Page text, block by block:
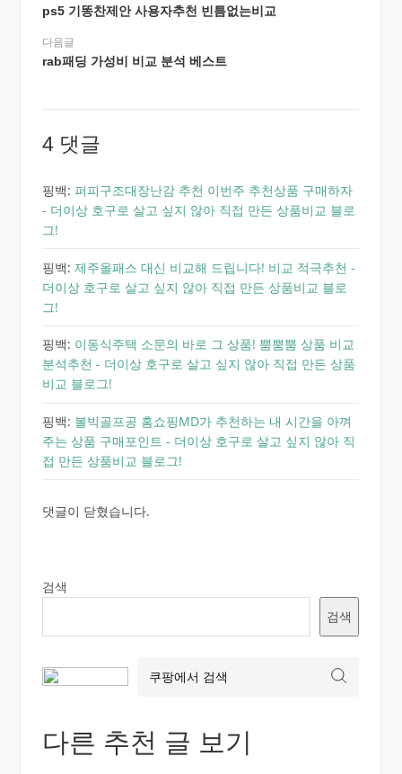
ps5 기똥찬제안 사용자추천 빈틈없는비교
다음글
rab패딩 가성비 비교 분석 베스트
4 댓글
핑백: 퍼피구조대장난감 추천 이번주 추천상품 구매하자
- 더이상 호구로 살고 싶지 않아 직접 만든 상품비교 블로
그!
핑백: 제주올패스 대신 비교해 드립니다! 비교 적극추천 -
더이상 호구로 살고 싶지 않아 직접 만든 상품비교 블로
그!
핑백: 이동식주택 소문의 바로 그 상품! 뿜뿜뿜 상품 비교
분석추천 - 더이상 호구로 살고 싶지 않아 직접 만든 상품
비교 블로그!
핑백: 볼빅골프공 홈쇼핑MD가 추천하는 내 시간을 아껴
주는 상품 구매포인트 - 더이상 호구로 살고 싶지 않아 직
접 만든 상품비교 블로그!
댓글이 닫혔습니다.
검색
검색
다른 추천 글 보기